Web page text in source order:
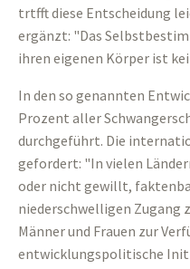
trtfft diese Entscheidung
ergänzt: "Das
ihren eigenen Körper ist
In den so genannten
Prozent aller
durchgeführt. Die
gefordert: "In vielen
oder nicht gewillt,
niederschwelligen
Männer und Frauen zur
entwicklungspolitische